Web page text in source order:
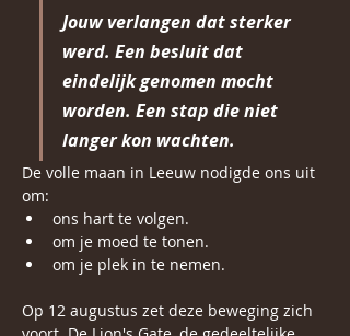
Jouw verlangen dat sterker
werd. Een besluit dat
eindelijk genomen mocht
worden. Een stap die niet
langer kon wachten.
De volle maan in Leeuw nodigde ons uit
om:
ons hart te volgen.
om je moed te tonen.
om je plek in te nemen.
Op 12 augustus zet deze beweging zich